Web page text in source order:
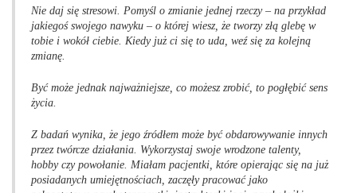
Nie daj się stresowi. Pomyśl o zmianie jednej rzeczy – na przykład
jakiegoś swojego nawyku – o której wiesz, że tworzy złą glebę w
tobie i wokół ciebie. Kiedy już ci się to uda, weź się za kolejną
zmianę.
Być może jednak najważniejsze, co możesz zrobić, to pogłębić sens
życia.
Z badań wynika, że jego źródłem może być obdarowywanie innych
przez twórcze działania. Wykorzystaj swoje wrodzone talenty,
hobby czy powołanie. Miałam pacjentki, które opierając się na już
posiadanych umiejętnościach, zaczęły pracować jako